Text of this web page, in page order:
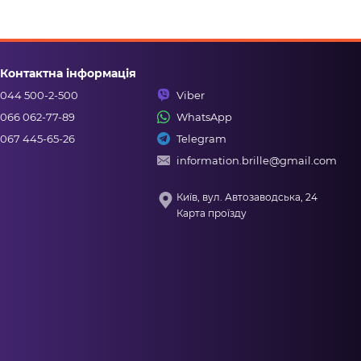
Контактна інформація
044 500-2-500
066 062-77-89
067 445-65-26
Viber
WhatsApp
Telegram
information.brille@gmail.com
Київ, вул. Автозаводська, 24
Карта проїзду